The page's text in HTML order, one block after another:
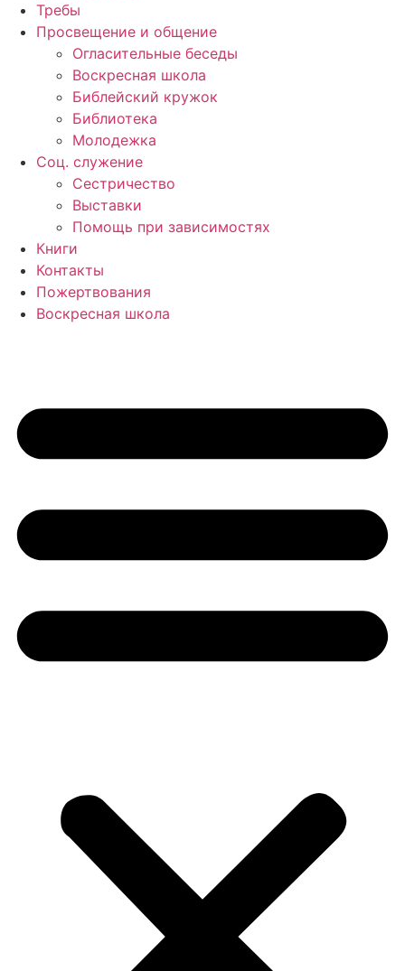
Требы
Просвещение и общение
Огласительные беседы
Воскресная школа
Библейский кружок
Библиотека
Молодежка
Соц. служение
Сестричество
Выставки
Помощь при зависимостях
Книги
Контакты
Пожертвования
Воскресная школа